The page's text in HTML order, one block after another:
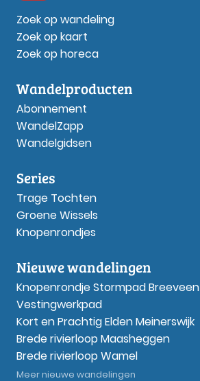
Zoek op wandeling
Zoek op kaart
Zoek op horeca
Wandelproducten
Abonnement
WandelZapp
Wandelgidsen
Series
Trage Tochten
Groene Wissels
Knopenrondjes
Nieuwe wandelingen
Knopenrondje Stormpad Breeveen
Vestingwerkpad
Kort en Prachtig Elden Meinerswijk
Brede rivierloop Maasheggen
Brede rivierloop Wamel
Meer nieuwe wandelingen